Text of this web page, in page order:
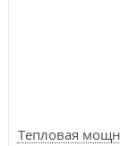
Тепловая